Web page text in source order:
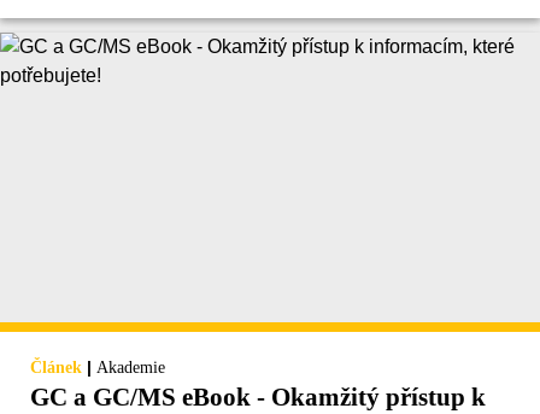
Článek | Akademie
GC a GC/MS eBook - Okamžitý přístup k